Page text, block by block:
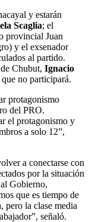
y estarán
Scaglia; el
provincial Juan
y el exsenador
al partido.
Chubut, Ignacio
que no participará.
protagonismo
del PRO.
el protagonismo y
a solo 12”,
a conectarse con
por la situación
Gobierno,
que es tiempo de
pero la clase media
señaló.